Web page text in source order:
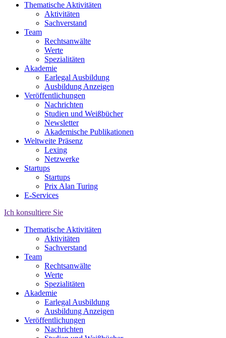
Thematische Aktivitäten
Aktivitäten
Sachverstand
Team
Rechtsanwälte
Werte
Spezialitäten
Akademie
Earlegal Ausbildung
Ausbildung Anzeigen
Veröffentlichungen
Nachrichten
Studien und Weißbücher
Newsletter
Akademische Publikationen
Weltweite Präsenz
Lexing
Netzwerke
Startups
Startups
Prix Alan Turing
E-Services
Ich konsultiere Sie
Thematische Aktivitäten
Aktivitäten
Sachverstand
Team
Rechtsanwälte
Werte
Spezialitäten
Akademie
Earlegal Ausbildung
Ausbildung Anzeigen
Veröffentlichungen
Nachrichten